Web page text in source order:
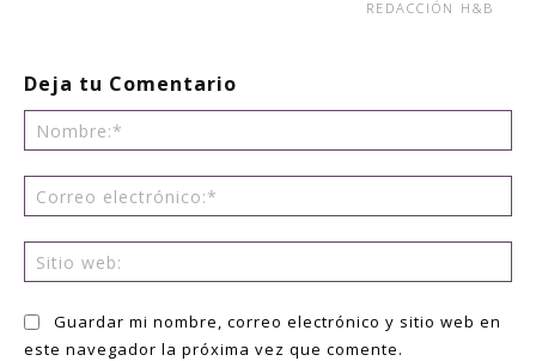
REDACCIÓN H&B
Deja tu Comentario
Guardar mi nombre, correo electrónico y sitio web en
este navegador la próxima vez que comente.